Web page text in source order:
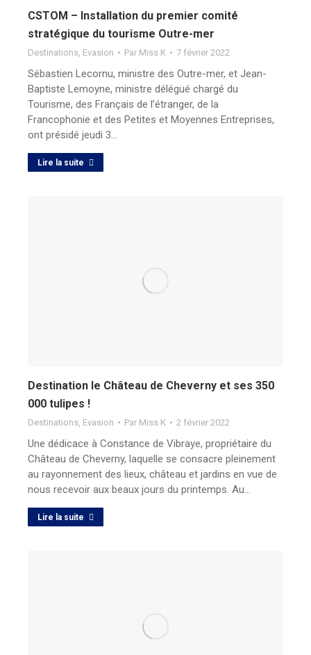
CSTOM – Installation du premier comité
stratégique du tourisme Outre-mer
Destinations, Evasion Par Miss K 7 février 2022
Sébastien Lecornu, ministre des Outre-mer, et Jean-
Baptiste Lemoyne, ministre délégué chargé du
Tourisme, des Français de l’étranger, de la
Francophonie et des Petites et Moyennes Entreprises,
ont présidé jeudi 3…
Lire la suite
Destination le Château de Cheverny et ses 350
000 tulipes !
Destinations, Evasion Par Miss K 2 février 2022
Une dédicace à Constance de Vibraye, propriétaire du
Château de Cheverny, laquelle se consacre pleinement
au rayonnement des lieux, château et jardins en vue de
nous recevoir aux beaux jours du printemps. Au…
Lire la suite